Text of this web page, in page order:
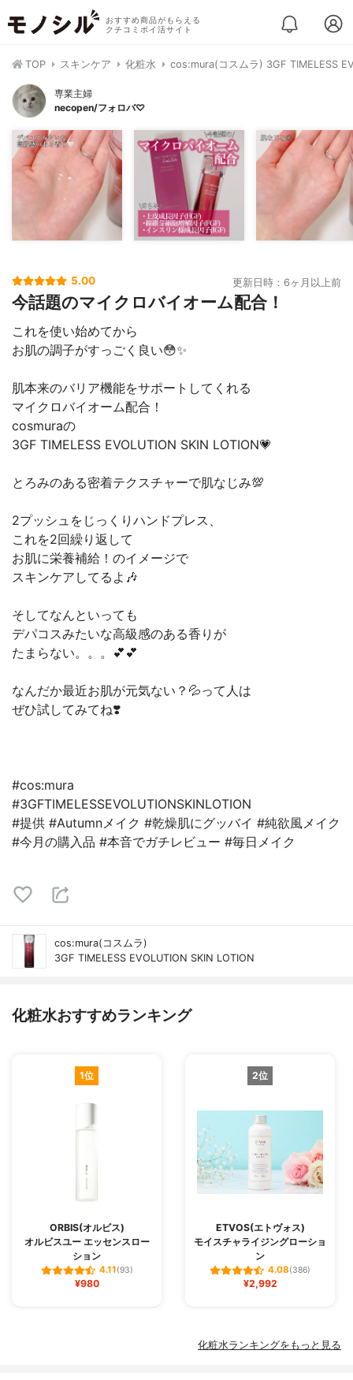
おすすめ商品がもらえる
クチコミポイ活サイト
TOP スキンケア 化粧水 cos:mura(コスムラ) 3GF TIMELESS
専業主婦
necopen/フォロバ♡
5.00 更新日時：6ヶ月以上前
今話題のマイクロバイオーム配合！
これを使い始めてから
お肌の調子がすっごく良い😳✨
肌本来のバリア機能をサポートしてくれる
マイクロバイオーム配合！
cosmuraの
3GF TIMELESS EVOLUTION SKIN LOTION💗
とろみのある密着テクスチャーで肌なじみ💯
2プッシュをじっくりハンドプレス、
これを2回繰り返して
お肌に栄養補給！のイメージで
スキンケアしてるよ🎶
そしてなんといっても
デパコスみたいな高級感のある香りが
たまらない。。。💕💕
なんだか最近お肌が元気ない？💦って人は
ぜひ試してみてね❣️
#cos:mura
#3GFTIMELESSEVOLUTIONSKINLOTION
#提供 #Autumnメイク #乾燥肌にグッバイ #純欲風メイク
#今月の購入品 #本音でガチレビュー #毎日メイク
cos:mura(コスムラ)
3GF TIMELESS EVOLUTION SKIN LOTION
化粧水おすすめランキング
1位
ORBIS(オルビス)
オルビスユー エッセンスロー
ション
4.11(93)
¥980
2位
ETVOS(エトヴォス)
モイスチャライジングローショ
ン
4.08(386)
¥2,992
化粧水ランキングをもっと見る